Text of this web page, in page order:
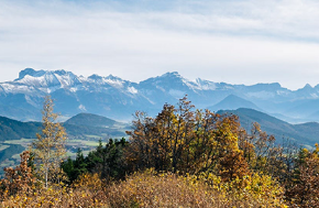
Trièves